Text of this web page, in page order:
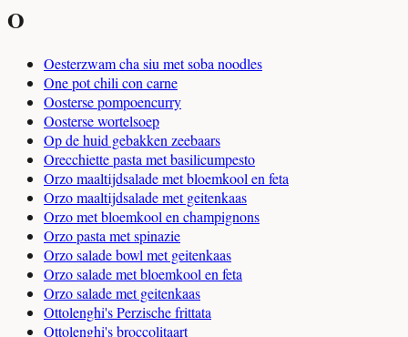
O
Oesterzwam cha siu met soba noodles
One pot chili con carne
Oosterse pompoencurry
Oosterse wortelsoep
Op de huid gebakken zeebaars
Orecchiette pasta met basilicumpesto
Orzo maaltijdsalade met bloemkool en feta
Orzo maaltijdsalade met geitenkaas
Orzo met bloemkool en champignons
Orzo pasta met spinazie
Orzo salade bowl met geitenkaas
Orzo salade met bloemkool en feta
Orzo salade met geitenkaas
Ottolenghi's Perzische frittata
Ottolenghi's broccolitaart